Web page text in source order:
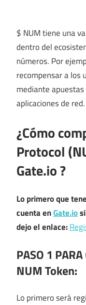
$ NUM tiene una
dentro del
números. Por
recompensar a los
mediante
aplicaciones de red.
¿Cómo
Protocol
Gate.io?
Lo primero que
cuenta enGate.io
dejo el enlace:
PASO 1
NUMToken:
Lo primero será